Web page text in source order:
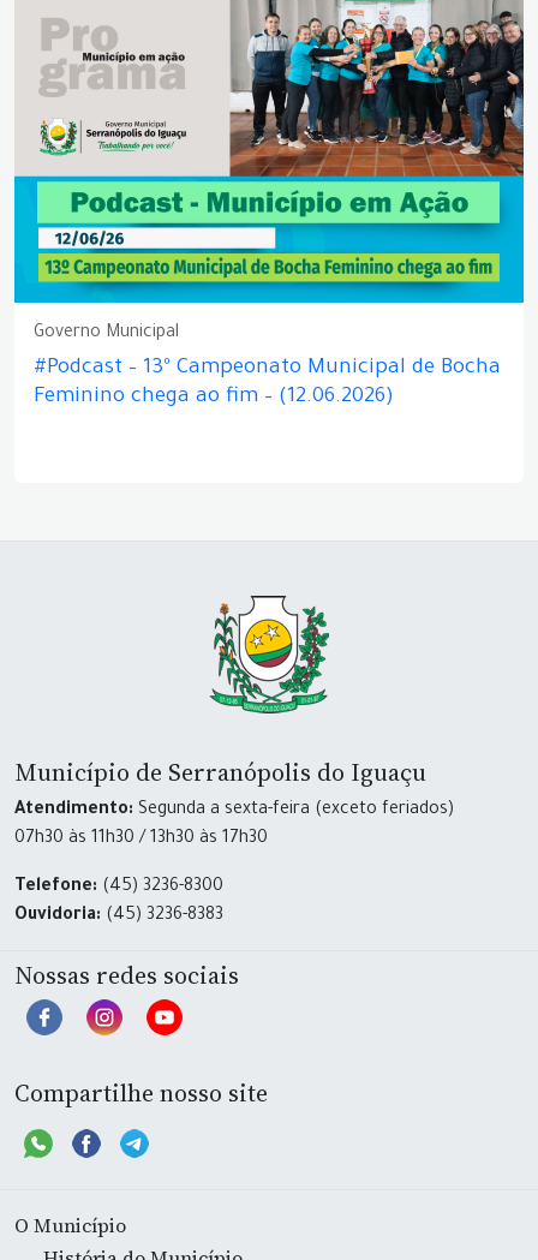
Governo Municipal
#Podcast – 13º Campeonato Municipal de Bocha
Feminino chega ao fim – (12.06.2026)
Município de Serranópolis do Iguaçu
Atendimento: Segunda a sexta-feira (exceto feriados)
07h30 às 11h30 / 13h30 às 17h30
Telefone: (45) 3236-8300
Ouvidoria: (45) 3236-8383
Nossas redes sociais
Compartilhe nosso site
O Município